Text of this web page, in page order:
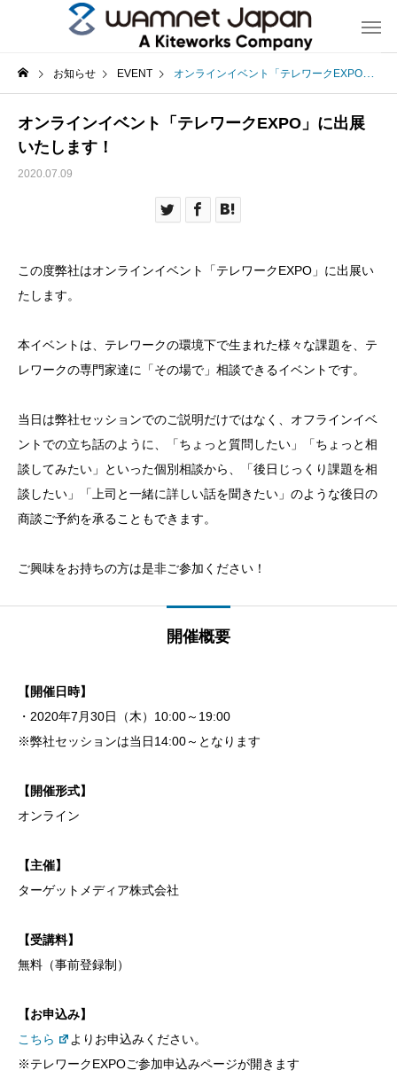
お知らせ EVENT オンラインイベント「テレワークEXPO」に出展いたします！
オンラインイベント「テレワークEXPO」に出展
いたします！
2020.07.09
この度弊社はオンラインイベント「テレワークEXPO」に出展い
たします。
本イベントは、テレワークの環境下で生まれた様々な課題を、テ
レワークの専門家達に「その場で」相談できるイベントです。
当日は弊社セッションでのご説明だけではなく、オフラインイベ
ントでの立ち話のように、「ちょっと質問したい」「ちょっと相
談してみたい」といった個別相談から、「後日じっくり課題を相
談したい」「上司と一緒に詳しい話を聞きたい」のような後日の
商談ご予約を承ることもできます。
ご興味をお持ちの方は是非ご参加ください！
開催概要
【開催日時】
・2020年7月30日（木）10:00～19:00
※弊社セッションは当日14:00～となります
【開催形式】
オンライン
【主催】
ターゲットメディア株式会社
【受講料】
無料（事前登録制）
【お申込み】
こちら
よりお申込みください。
※テレワークEXPOご参加申込みページが開きます